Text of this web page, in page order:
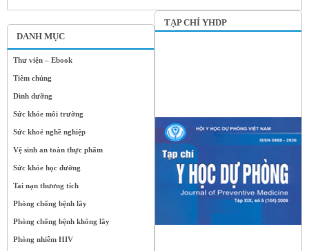
DANH MỤC
Thư viện – Ebook
Tiêm chủng
Dinh dưỡng
Sức khỏe môi trường
Sức khoẻ nghề nghiệp
Vệ sinh an toàn thực phẩm
Sức khỏe học đường
Tai nạn thương tích
Phòng chống bệnh lây
Phòng chống bệnh không lây
Phòng nhiễm HIV
TẠP CHÍ YHDP